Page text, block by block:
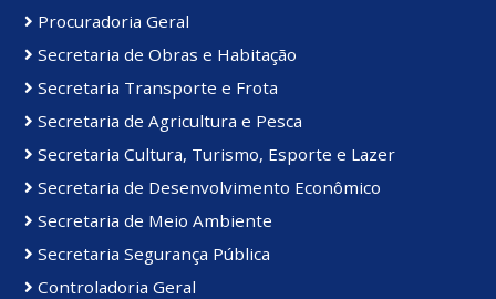
Procuradoria Geral
Secretaria de Obras e Habitação
Secretaria Transporte e Frota
Secretaria de Agricultura e Pesca
Secretaria Cultura, Turismo, Esporte e Lazer
Secretaria de Desenvolvimento Econômico
Secretaria de Meio Ambiente
Secretaria Segurança Pública
Controladoria Geral